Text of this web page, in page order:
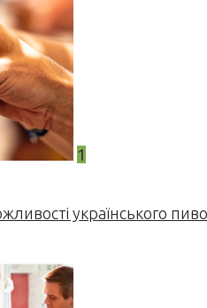
1
українського